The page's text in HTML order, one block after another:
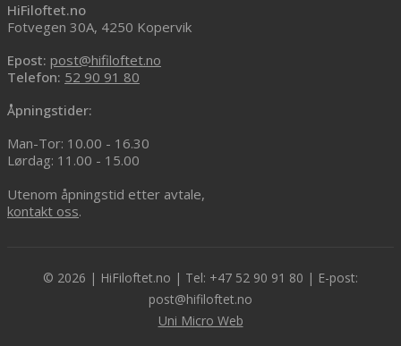
HiFiloftet.no
Fotvegen 30A, 4250 Kopervik
Epost: post@hifiloftet.no
Telefon: 52 90 91 80
Åpningstider:
Man-Tor: 10.00 - 16.30
Lørdag: 11.00 - 15.00
Utenom åpningstid etter avtale,
kontakt oss.
© 2026 | HiFiloftet.no | Tel: +47 52 90 91 80 | E-post:
post@hifiloftet.no
Uni Micro Web